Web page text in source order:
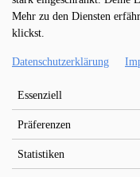
Mehr zu den Diensten
klickst.
Datenschutzerklärung
Essenziell
Präferenzen
Statistiken